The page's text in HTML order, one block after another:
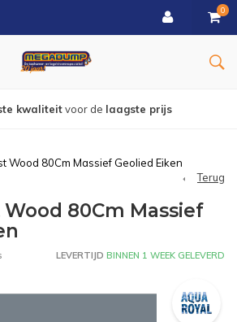
0
bezorgd vanaf € 150
Wood 80Cm Massief Geolied Eiken
Terug
80Cm Massief
LEVERTIJD BINNEN 1 WEEK GELEVERD